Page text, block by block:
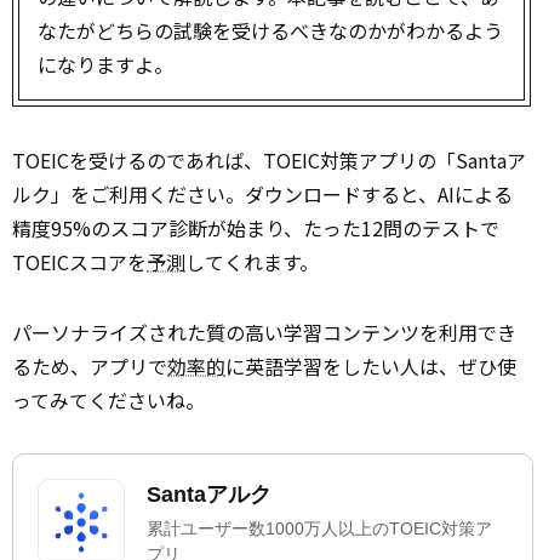
なたがどちらの試験を受けるべきなのかがわかるよう
になりますよ。
TOEICを受けるのであれば、TOEIC対策アプリの「Santaア
ルク」をご利用ください。ダウンロードすると、AIによる
精度95%のスコア診断が始まり、たった12問のテストで
TOEICスコアを予測してくれます。
パーソナライズされた質の高い学習コンテンツを利用でき
るため、アプリで効率的に英語学習をしたい人は、ぜひ使
ってみてくださいね。